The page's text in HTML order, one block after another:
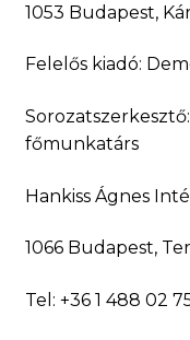
1053 Budapest,
Felelős kiadó:
főmunkatárs
Hankiss Ágnes
1066 Budapest,
Tel: +36 1 488 02